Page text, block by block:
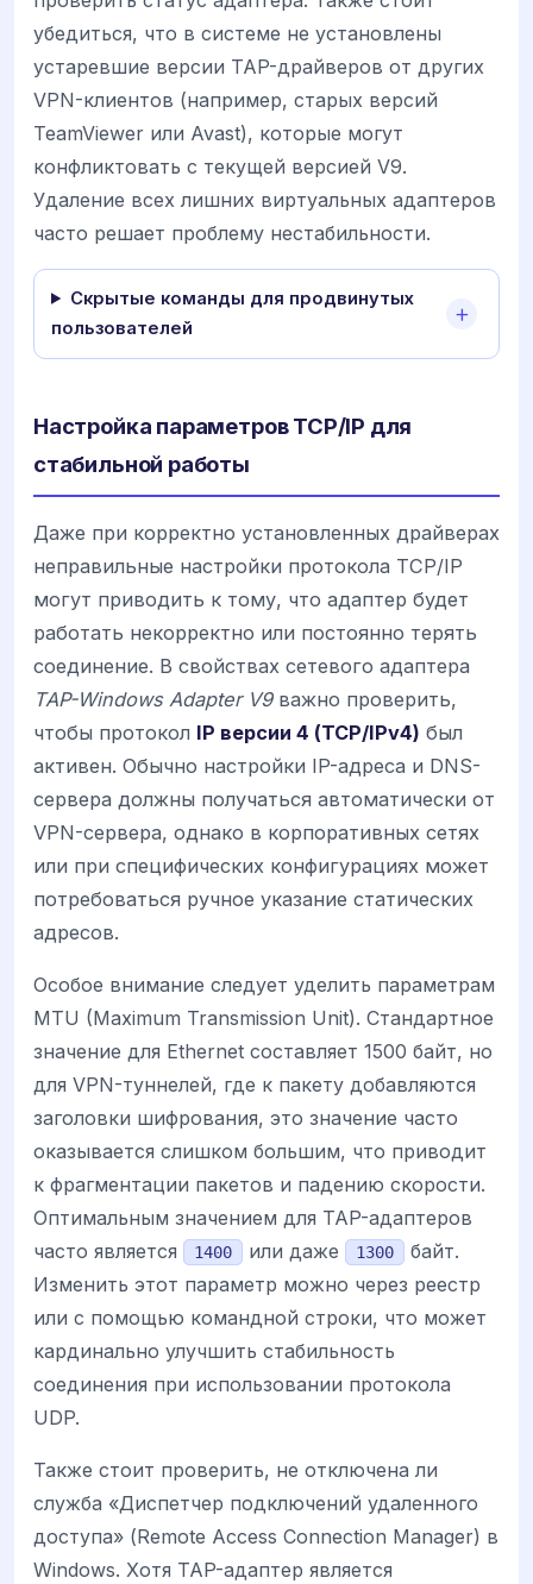
убедиться, что в системе не установлены
устаревшие версии TAP-драйверов от других
VPN-клиентов (например, старых версий
TeamViewer или Avast), которые могут
конфликтовать с текущей версией V9.
Удаление всех лишних виртуальных адаптеров
часто решает проблему нестабильности.
Скрытые команды для продвинутых
пользователей
Настройка параметров TCP/IP для
стабильной работы
Даже при корректно установленных драйверах
неправильные настройки протокола TCP/IP
могут приводить к тому, что адаптер будет
работать некорректно или постоянно терять
соединение. В свойствах сетевого адаптера
TAP-Windows Adapter V9важно проверить,
чтобы протокол IP версии 4 (TCP/IPv4) был
активен. Обычно настройки IP-адреса и DNS-
сервера должны получаться автоматически от
VPN-сервера, однако в корпоративных сетях
или при специфических конфигурациях может
потребоваться ручное указание статических
адресов.
Особое внимание следует уделить параметрам
MTU (Maximum Transmission Unit). Стандартное
значение для Ethernet составляет 1500 байт, но
для VPN-туннелей, где к пакету добавляются
заголовки шифрования, это значение часто
оказывается слишком большим, что приводит
к фрагментации пакетов и падению скорости.
Оптимальным значением для TAP-адаптеров
часто является
1400 или даже 1300
байт.
Изменить этот параметр можно через реестр
или с помощью командной строки, что может
кардинально улучшить стабильность
соединения при использовании протокола
UDP.
Также стоит проверить, не отключена ли
служба «Диспетчер подключений удаленного
доступа» (Remote Access Connection Manager) в
Windows. Хотя TAP-адаптер является